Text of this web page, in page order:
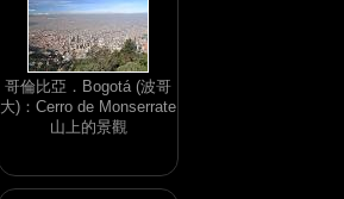
哥倫比亞．Bogotá (波哥
大)：Cerro de Monserrate
山上的景觀